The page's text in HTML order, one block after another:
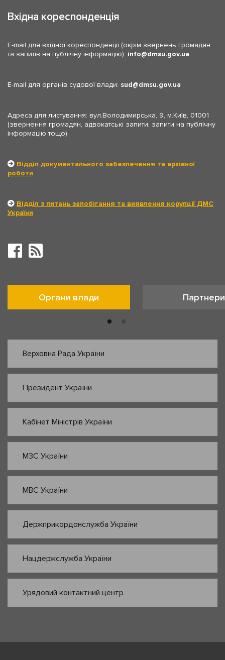
Вхідна кореспонденція
E-mail для вхідної кореспонденції (окрім звернень громадян
та запитів на публічну інформацію): info dmsu.gov.ua
E-mail для органів судової влади: sud dmsu.gov.ua
Адреса для листування: вул.Володимирська, 9, м.Київ, 01001
(звернення громадян, адвокатські запити, запити на публічну
інформацію тощо)
Відділ документального забезпечення та архівної
роботи
Відділ з питань запобігання та виявлення корупції ДМС
України
Органи влади Партнери
Верховна Рада України
Президент України
Кабінет Міністрів України
МЗС України
МВС України
Держприкордонслужба України
Нацдержслужба України
Урядовий контактний центр